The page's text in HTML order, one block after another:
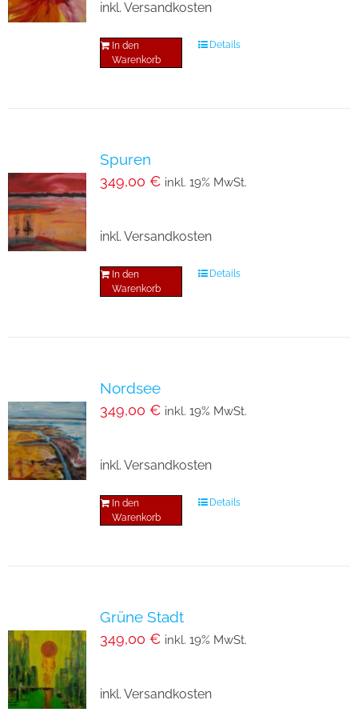
inkl. Versandkosten
In den
Warenkorb
Details
Spuren
349,00 € inkl. 19% MwSt.
inkl. Versandkosten
In den
Warenkorb
Details
Nordsee
349,00 € inkl. 19% MwSt.
inkl. Versandkosten
In den
Warenkorb
Details
Grüne Stadt
349,00 € inkl. 19% MwSt.
inkl. Versandkosten